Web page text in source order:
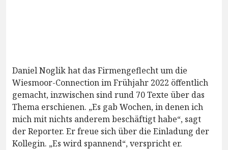
Daniel Noglik hat das Firmengeflecht um die
Wiesmoor-Connection im Frühjahr 2022 öffentlich
gemacht, inzwischen sind rund 70 Texte über das
Thema erschienen. „Es gab Wochen, in denen ich
mich mit nichts anderem beschäftigt habe“, sagt
der Reporter. Er freue sich über die Einladung der
Kollegin. „Es wird spannend“, verspricht er.